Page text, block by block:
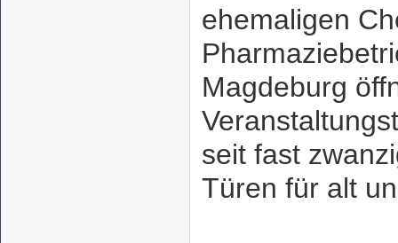
ehemaligen
Magdeburg
seit fast
Türen für alt